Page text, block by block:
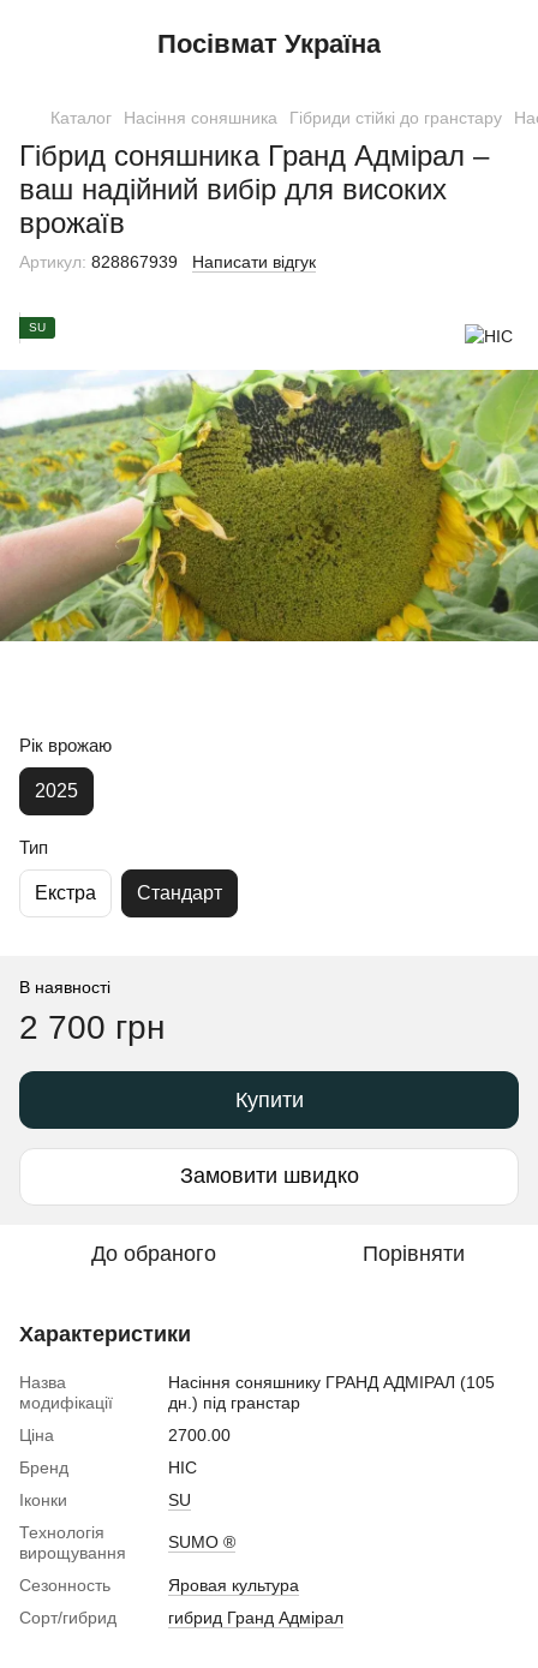
Посівмат Україна
Каталог Насіння соняшника Гібриди стійкі до гранстару
Гібрид соняшника Гранд Адмірал –
ваш надійний вибір для високих
врожаїв
Артикул: 828867939 Написати відгук
SU
Рік врожаю
2025
Тип
Екстра Стандарт
В наявності
2 700 грн
Купити
Замовити швидко
До обраного Порівняти
Характеристики
Назва
модифікації
Насіння соняшнику ГРАНД АДМІРАЛ (105
дн.) під гранстар
Ціна
2700.00
Бренд
НІС
Іконки
SU
Технологія
вирощування
SUMO ®
Сезонность
Яровая культура
Сорт/гибрид
гибрид Гранд Адмірал